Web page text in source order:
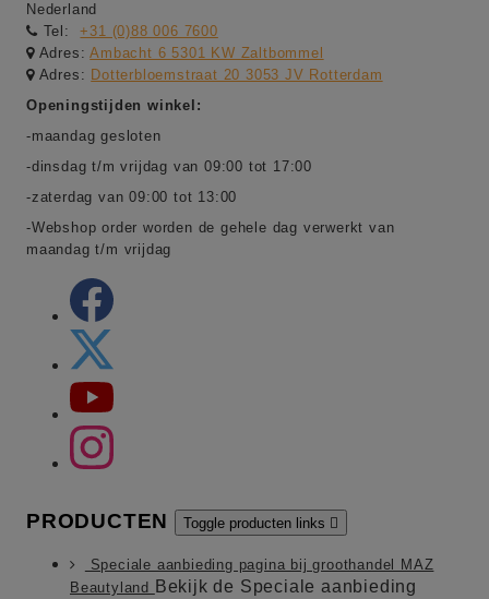
Nederland
Tel:
+31 (0)88 006 7600
Adres:Ambacht 6 5301 KW Zaltbommel
Adres: Dotterbloemstraat 20 3053 JV Rotterdam
Openingstijden winkel:
-maandag gesloten
-dinsdag t/m vrijdag van 09:00 tot 17:00
-zaterdag van 09:00 tot 13:00
-Webshop order worden de gehele dag verwerkt van
maandag t/m vrijdag
PRODUCTEN Toggle producten links 
Speciale aanbieding pagina bij groothandel MAZ
Beautyland
Bekijk de Speciale aanbieding